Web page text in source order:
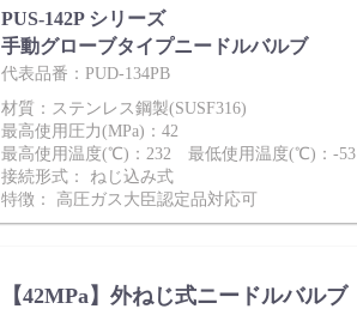
PUS-142P シリーズ
手動グローブタイプニードルバルブ
代表品番：PUD-134PB
材質：ステンレス鋼製(SUSF316)
最高使用圧力(MPa)：42
最高使用温度(℃)：232 最低使用温度(℃)：-53
接続形式： ねじ込み式
特徴： 高圧ガス大臣認定品対応可
【42MPa】外ねじ式ニードルバルブ